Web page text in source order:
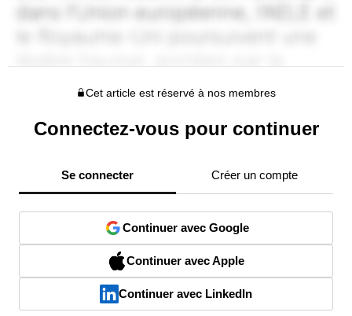
Cet article est réservé à nos membres
Connectez-vous pour continuer
Se connecter Créer un compte
Continuer avec Google
Continuer avec Apple
Continuer avec LinkedIn